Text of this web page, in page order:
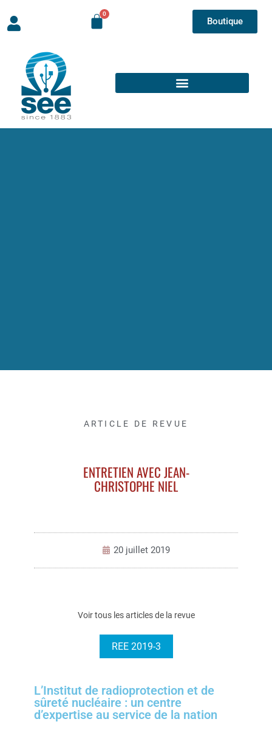
Boutique
ARTICLE DE REVUE
ENTRETIEN AVEC JEAN-
CHRISTOPHE NIEL
20 juillet 2019
Voir tous les articles de la revue
REE 2019-3
L’Institut de radioprotection et de
sûreté nucléaire : un centre
d’expertise au service de la nation